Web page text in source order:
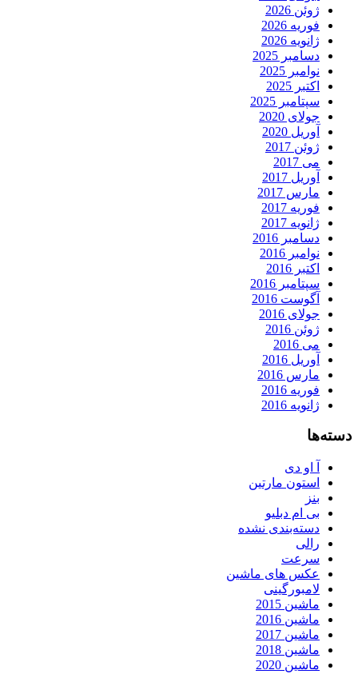
ژوئن 2026
فوریه 2026
ژانویه 2026
دسامبر 2025
نوامبر 2025
اکتبر 2025
سپتامبر 2025
جولای 2020
آوریل 2020
ژوئن 2017
می 2017
آوریل 2017
مارس 2017
فوریه 2017
ژانویه 2017
دسامبر 2016
نوامبر 2016
اکتبر 2016
سپتامبر 2016
آگوست 2016
جولای 2016
ژوئن 2016
می 2016
آوریل 2016
مارس 2016
فوریه 2016
ژانویه 2016
دسته‌ها
آ او دی
استون مارتین
بنز
بی ام دبلیو
دسته‌بندی نشده
رالی
سرعت
عکس های ماشین
لامبورگینی
ماشین 2015
ماشین 2016
ماشین 2017
ماشین 2018
ماشین 2020